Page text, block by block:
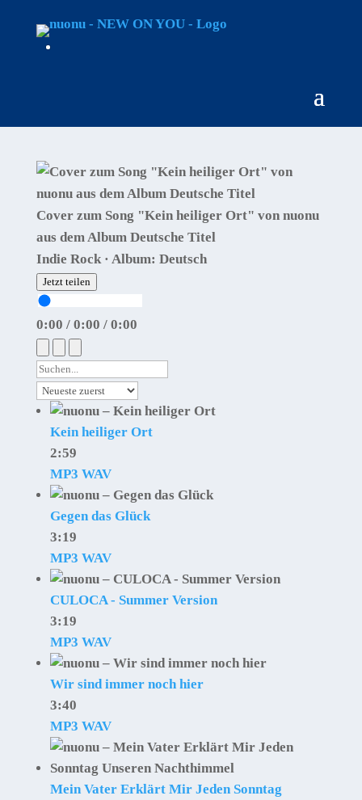
Cover zum Song "Kein heiliger Ort" von nuonu
aus dem Album Deutsche Titel
Indie Rock · Album: Deutsch
Jetzt teilen
0:00 / 0:00 / 0:00
Kein heiliger Ort
2:59
MP3 WAV
Gegen das Glück
3:19
MP3 WAV
CULOCA - Summer Version
3:19
MP3 WAV
Wir sind immer noch hier
3:40
MP3 WAV
Mein Vater Erklärt Mir Jeden Sonntag